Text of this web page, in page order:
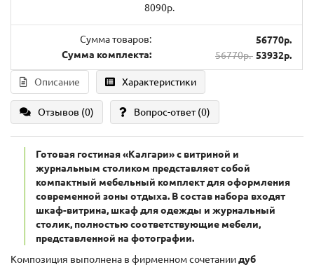
8090р.
Сумма товаров:
56770р.
Сумма комплекта:
56770р. 53932р.
Описание Характеристики
Отзывов (0) Вопрос-ответ(0)
Готовая гостиная «Калгари» с витриной и
журнальным столиком представляет собой
компактный мебельный комплект для оформления
современной зоны отдыха. В состав набора входят
шкаф-витрина, шкаф для одежды и журнальный
столик, полностью соответствующие мебели,
представленной на фотографии.
Композиция выполнена в фирменном сочетаниидуб